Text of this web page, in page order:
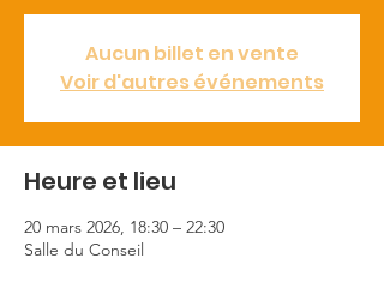
Aucun billet en vente
Voir d'autres événements
Heure et lieu
20 mars 2026, 18:30 – 22:30
Salle du Conseil